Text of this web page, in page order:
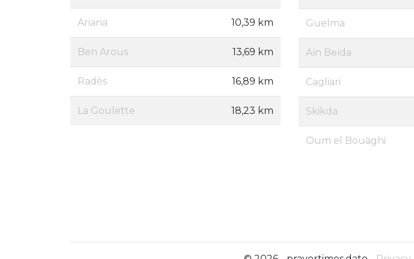
Ariana 10,39 km
Ben Arous 13,69 km
Radès 16,89 km
La Goulette 18,23 km
Guelma
Aïn Beïda
Cagliari
Skikda
Oum el Bouaghi